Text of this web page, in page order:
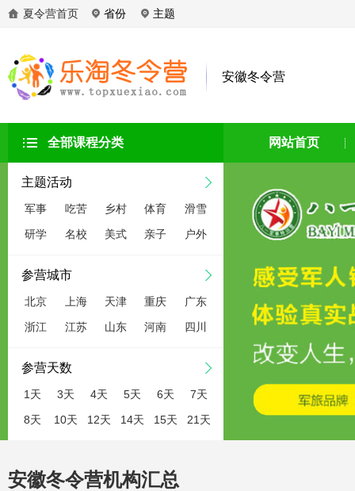
夏令营首页 省份 主题
安徽冬令营
全部课程分类 网站首页
主题活动
军事 吃苦 乡村 体育
滑雪
研学
名校 美式 亲子 户外
参营城市
北京 上海 天津 重庆
广东
浙江
江苏 山东 河南 四川
参营天数
1天 3天 4天 5天 6天
7天
8天
10天 12天 14天 15天 21天
安徽冬令营机构汇总